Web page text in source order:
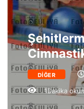
DIĞER
1Dakika